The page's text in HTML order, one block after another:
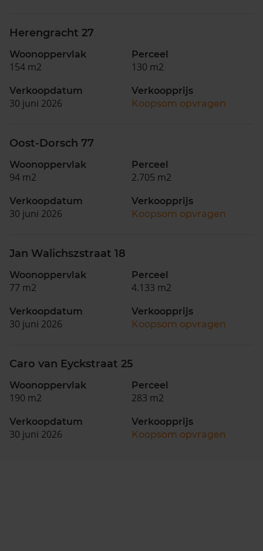
Herengracht 27
Woonoppervlak
154 m2
Perceel
130 m2
Verkoopdatum
30 juni 2026
Verkoopprijs
Koopsom opvragen
Oost-Dorsch 77
Woonoppervlak
94 m2
Perceel
2.705 m2
Verkoopdatum
30 juni 2026
Verkoopprijs
Koopsom opvragen
Jan Walichszstraat 18
Woonoppervlak
77 m2
Perceel
4.133 m2
Verkoopdatum
30 juni 2026
Verkoopprijs
Koopsom opvragen
Caro van Eyckstraat 25
Woonoppervlak
190 m2
Perceel
283 m2
Verkoopdatum
30 juni 2026
Verkoopprijs
Koopsom opvragen